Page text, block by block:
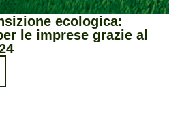
ecologica:
le imprese grazie al